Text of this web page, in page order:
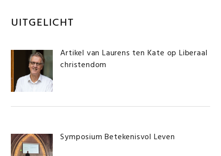
de
Lange
Centrum
voor
Primaire
Sidebar
UITGELICHT
Artikel van Laurens ten Kate op Liberaal
christendom
Symposium Betekenisvol Leven